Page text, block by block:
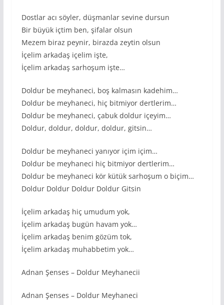
Dostlar acı söyler, düşmanlar sevine dursun
Bir büyük içtim ben, şifalar olsun
Mezem biraz peynir, birazda zeytin olsun
İçelim arkadaş içelim işte,
İçelim arkadaş sarhoşum işte…
Doldur be meyhaneci, boş kalmasın kadehim…
Doldur be meyhaneci, hiç bitmiyor dertlerim…
Doldur be meyhaneci, çabuk doldur içeyim…
Doldur, doldur, doldur, doldur, gitsin…
Doldur be meyhaneci yanıyor içim içim…
Doldur be meyhaneci hiç bitmiyor dertlerim…
Doldur be meyhaneci kör kütük sarhoşum o biçim…
Doldur Doldur Doldur Doldur Gitsin
İçelim arkadaş hiç umudum yok,
İçelim arkadaş bugün havam yok…
İçelim arkadaş benim gözüm tok,
İçelim arkadaş muhabbetim yok…
Adnan Şenses – Doldur Meyhanecii
Adnan Şenses – Doldur Meyhaneci